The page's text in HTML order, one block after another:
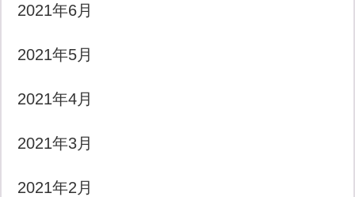
2021年6月
2021年5月
2021年4月
2021年3月
2021年2月